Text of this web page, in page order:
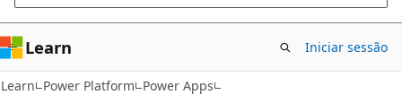
Learn Iniciar sessão
Learn Power Platform Power Apps